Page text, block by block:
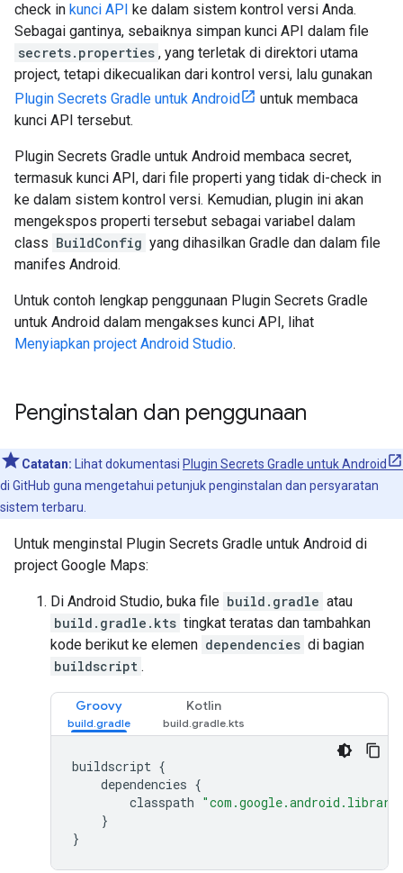
check in kunci API ke dalam sistem kontrol versi Anda.
Sebagai gantinya, sebaiknya simpan kunci API dalam file
secrets.properties , yang terletak di direktori utama
project, tetapi dikecualikan dari kontrol versi, lalu gunakan
Plugin Secrets Gradle untuk Android
untuk membaca
kunci API tersebut.
Plugin Secrets Gradle untuk Android membaca secret,
termasuk kunci API, dari file properti yang tidak di-check in
ke dalam sistem kontrol versi. Kemudian, plugin ini akan
mengekspos properti tersebut sebagai variabel dalam
class BuildConfig yang dihasilkan Gradle dan dalam file
manifes Android.
Untuk contoh lengkap penggunaan Plugin Secrets Gradle
untuk Android dalam mengakses kunci API, lihat
Menyiapkan project Android Studio.
Penginstalan dan penggunaan
Catatan: Lihat dokumentasi Plugin Secrets Gradle untuk Android
di GitHub guna mengetahui petunjuk penginstalan dan persyaratan
sistem terbaru.
Untuk menginstal Plugin Secrets Gradle untuk Android di
project Google Maps:
Di Android Studio, buka file build.gradle atau
build.gradle.kts tingkat teratas dan tambahkan
kode berikut ke elemen dependencies di bagian
buildscript .
Groovy Kotlin
buildscript {
dependencies {
classpath
}
}